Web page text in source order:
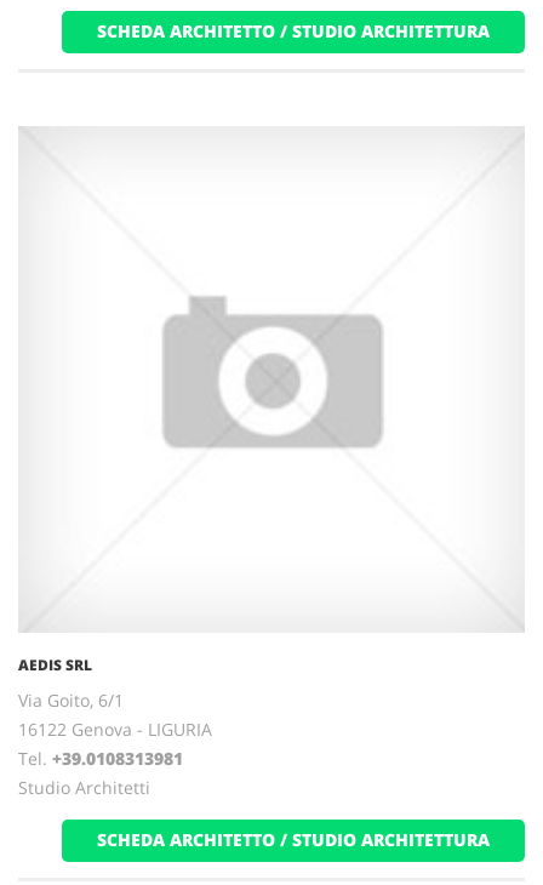
SCHEDA ARCHITETTO / STUDIO ARCHITETTURA
AEDIS SRL
Via Goito, 6/1
16122 Genova - LIGURIA
Tel. +39.0108313981
Studio Architetti
SCHEDA ARCHITETTO / STUDIO ARCHITETTURA